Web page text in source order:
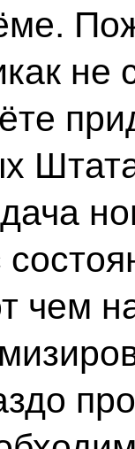
не
чем